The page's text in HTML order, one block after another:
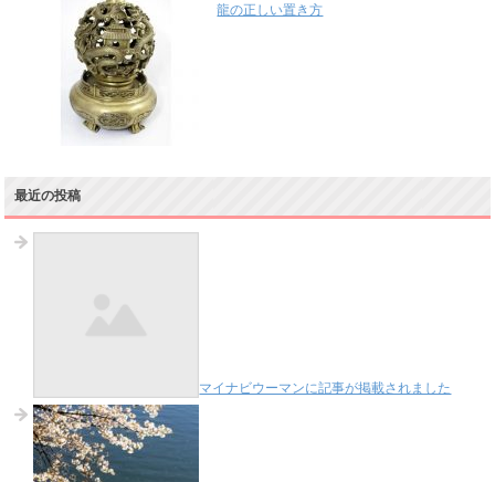
龍の正しい置き方
最近の投稿
マイナビウーマンに記事が掲載されました